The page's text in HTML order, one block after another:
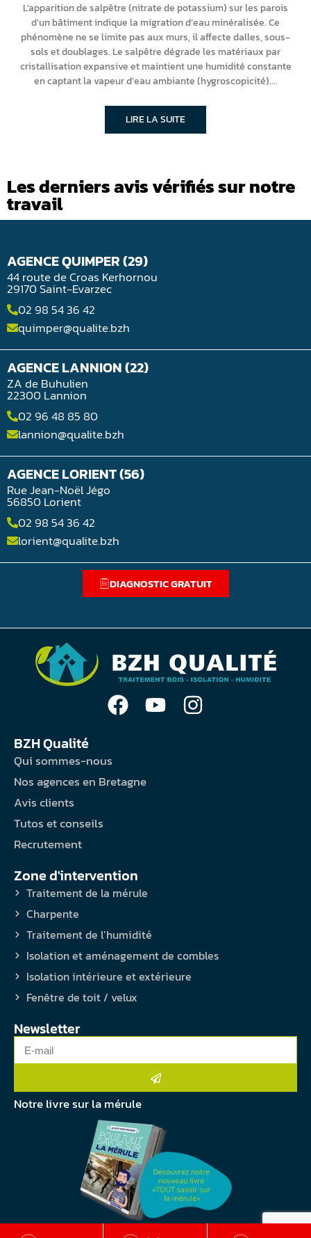
L’apparition de salpêtre (nitrate de potassium) sur les parois
d’un bâtiment indique la migration d’eau minéralisée. Ce
phénomène ne se limite pas aux murs, il affecte dalles, sous-
sols et doublages. Le salpêtre dégrade les matériaux par
cristallisation expansive et maintient une humidité constante
en captant la vapeur d’eau ambiante (hygroscopicité).
LIRE LA SUITE
Les derniers avis vérifiés sur notre
travail
AGENCE QUIMPER (29)
44 route de Croas Kerhornou
29170 Saint-Evarzec
02 98 54 36 42
quimper@qualite.bzh
AGENCE LANNION (22)
ZA de Buhulien
22300 Lannion
02 96 48 85 80
lannion@qualite.bzh
AGENCE LORIENT (56)
Rue Jean-Noël Jégo
56850 Lorient
02 98 54 36 42
lorient@qualite.bzh
DIAGNOSTIC GRATUIT
BZH Qualité
Qui sommes-nous
Nos agences en Bretagne
Avis clients
Tutos et conseils
Recrutement
Zone d'intervention
Traitement de la mérule
Charpente
Traitement de l’humidité
Isolation et aménagement de combles
Isolation intérieure et extérieure
Fenêtre de toit / velux
Newsletter
Notre livre sur la mérule